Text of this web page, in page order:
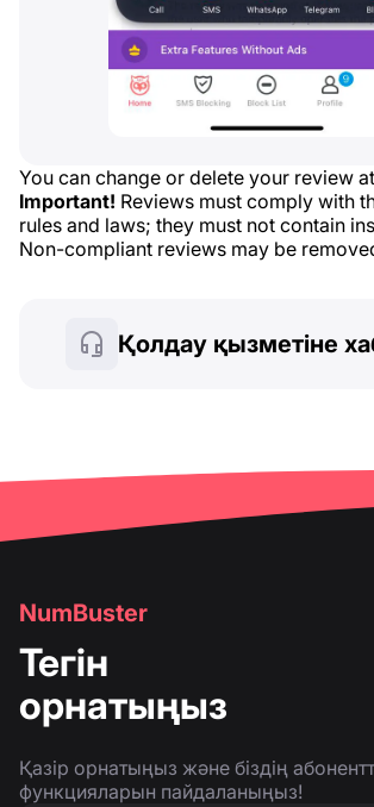
You can change or delete your review
Important! Reviews must comply with
rules and laws; they must not contain
Non-compliant reviews may be
Қолдау қызметіне
NumBuster
Тегін
орнатыңыз
Қазір орнатыңыз және біздің
функцияларын пайдаланыңыз!